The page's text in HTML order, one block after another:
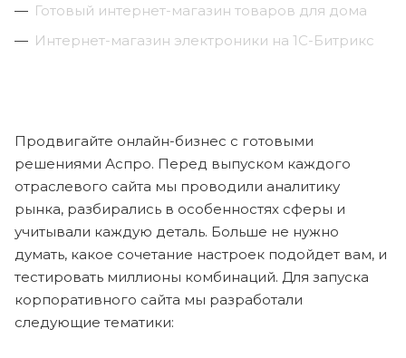
Готовый интернет-магазин товаров для дома
Интернет-магазин электроники на 1С-Битрикс
Продвигайте онлайн-бизнес с готовыми
решениями Аспро. Перед выпуском каждого
отраслевого сайта мы проводили аналитику
рынка, разбирались в особенностях сферы и
учитывали каждую деталь. Больше не нужно
думать, какое сочетание настроек подойдет вам, и
тестировать миллионы комбинаций. Для запуска
корпоративного сайта мы разработали
следующие тематики: